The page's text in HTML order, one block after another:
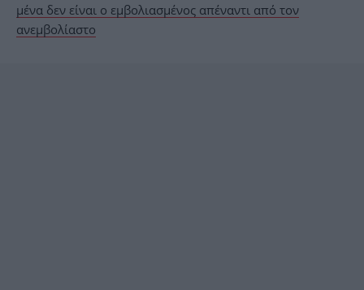
μένα δεν είναι ο εμβολιασμένος απέναντι από τον
ανεμβολίαστο